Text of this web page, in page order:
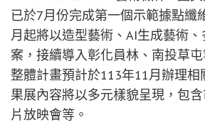
已於7月份完成第一個示範據點纖
月起將以造型藝術、AI生成藝術
案，接續導入彰化員林、南投草
整體計畫預計於113年11月辦理
果展內容將以多元樣貌呈現，包
片放映會等。